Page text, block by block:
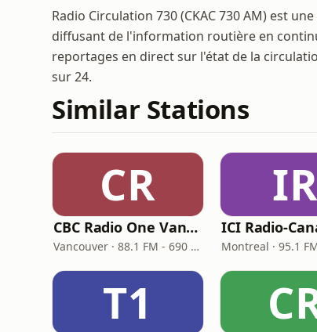
Radio Circulation 730 (CKAC 730 AM) est
diffusant de l'information routière en
reportages en direct sur l'état de la
sur 24.
Similar Stations
CR
CBC Radio One Vancouver
Vancouver · 88.1 FM - 690 AM
IR
Montreal · 95.1
T1